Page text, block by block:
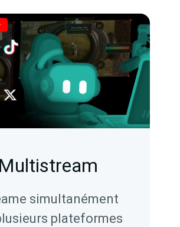
Multistream
simultanément
plateformes